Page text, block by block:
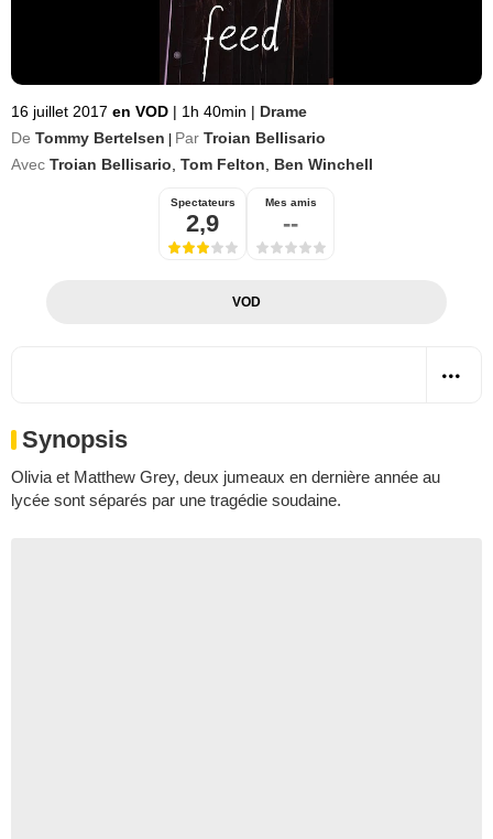
16 juillet 2017 en VOD | 1h 40min | Drame
De Tommy Bertelsen Par Troian Bellisario
Avec Troian Bellisario Tom Felton Ben Winchell
Spectateurs
2,9
Mes amis
--
VOD
Synopsis
Olivia et Matthew Grey, deux jumeaux en dernière année au
lycée sont séparés par une tragédie soudaine.